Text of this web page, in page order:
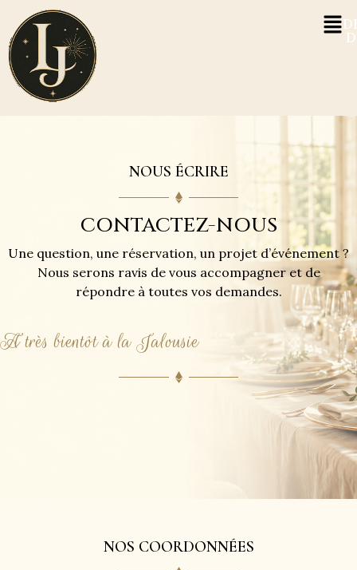
NOUS ÉCRIRE
CONTACTEZ-NOUS
Une question, une réservation, un projet d’événement ?
Nous serons ravis de vous accompagner et de
répondre à toutes vos demandes.
A très bientôt à la Jalousie
NOS COORDONNÉES